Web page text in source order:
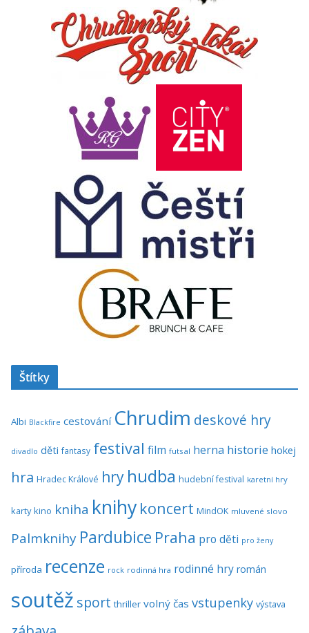
Štítky
Albi Blackfire cestování Chrudim deskové hry
divadlo děti fantasy festival film futsal herna historie hokej
hra Hradec Králové hry hudba hudební festival karetní hry
karty kino kniha knihy koncert MindOK mluvené slovo
Palmknihy Pardubice Praha pro děti pro ženy
příroda recenze rock rodinná hra rodinné hry román
soutěž sport thriller volný čas vstupenky výstava